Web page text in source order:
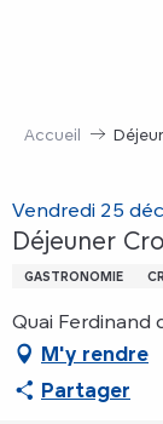
Accueil
Vendredi 25
Déjeuner
GASTRONOMIE
Quai Ferdinand
M'y rendre
Partager